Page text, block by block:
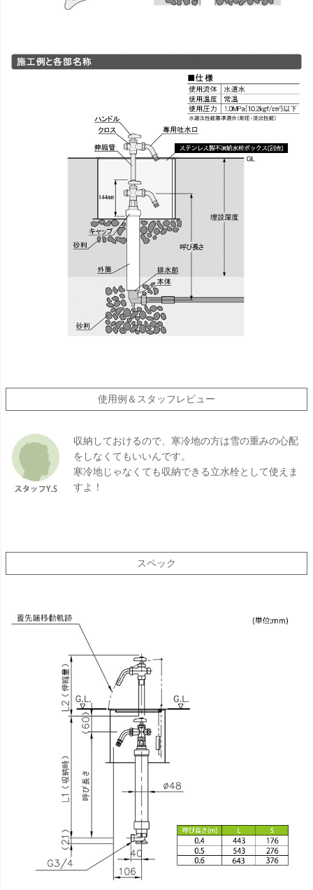
使用例＆スタッフレビュー
収納しておけるので、寒冷地の方は雪の重みの心配
をしなくてもいいんです。
寒冷地じゃなくても収納できる立水栓として使えま
すよ！
スペック